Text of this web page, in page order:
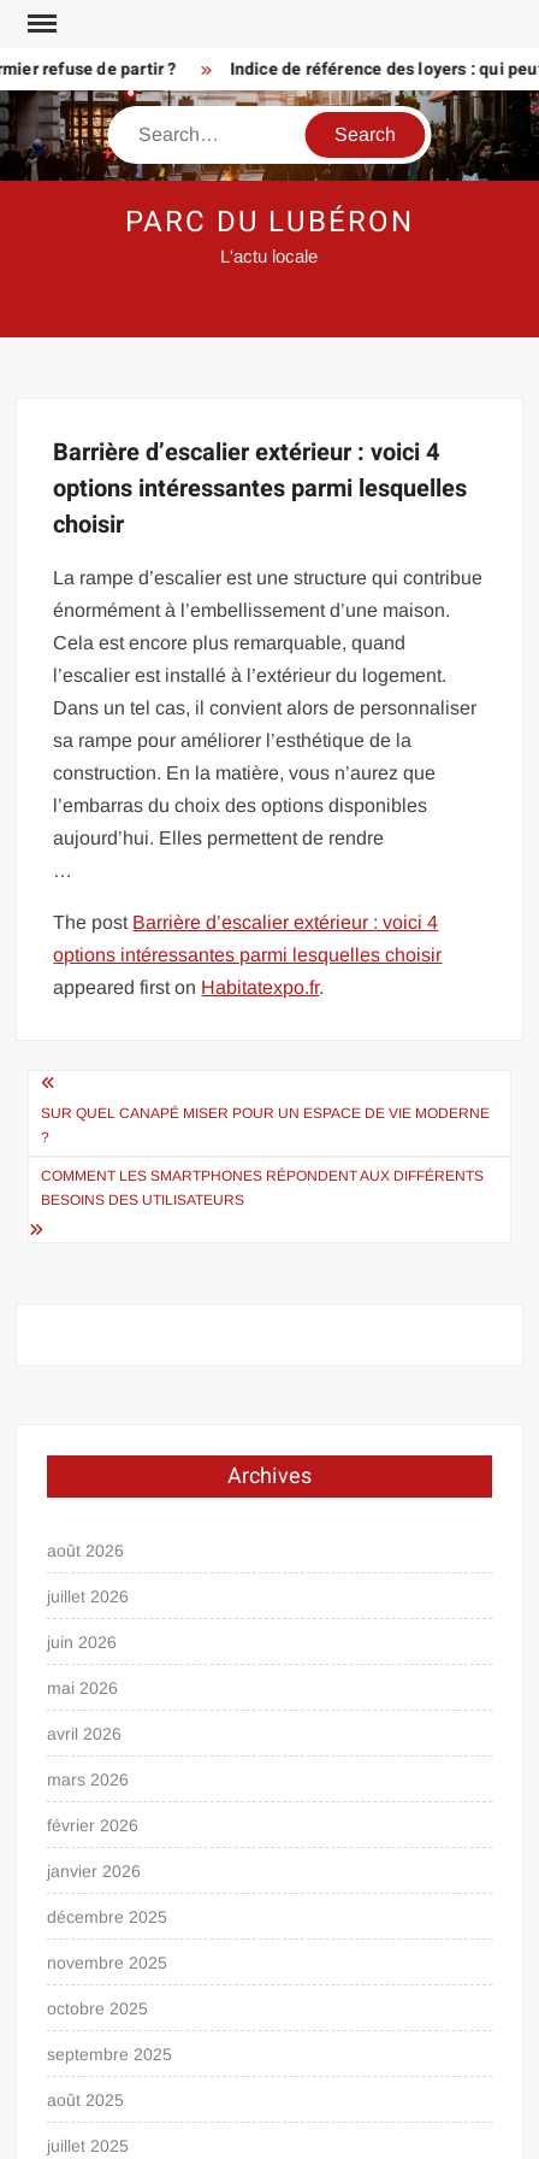
Skip
contentrefuse de partir ? Indice de référence des loyers : qui
Search
PARC DU LUBÉRON
L'actu locale
Barrière d’escalier extérieur : voici 4
options intéressantes parmi lesquelles
choisir
La rampe d’escalier est une structure qui contribue
énormément à l’embellissement d’une maison.
Cela est encore plus remarquable, quand
l’escalier est installé à l’extérieur du logement.
Dans un tel cas, il convient alors de personnaliser
sa rampe pour améliorer l’esthétique de la
construction. En la matière, vous n’aurez que
l’embarras du choix des options disponibles
aujourd’hui. Elles permettent de rendre
…
The post Barrière d’escalier extérieur : voici 4
options intéressantes parmi lesquelles choisir
appeared first on Habitatexpo.fr.
Navigation
de
l’article
SUR QUEL CANAPÉ MISER POUR UN ESPACE DE VIE MODERNE
?
COMMENT LES SMARTPHONES RÉPONDENT AUX DIFFÉRENTS
BESOINS DES UTILISATEURS
Archives
août 2026
juillet 2026
juin 2026
mai 2026
avril 2026
mars 2026
février 2026
janvier 2026
décembre 2025
novembre 2025
octobre 2025
septembre 2025
août 2025
juillet 2025